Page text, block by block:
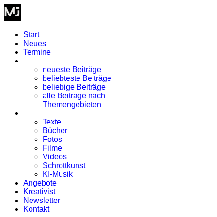
Start
Neues
Termine
neueste Beiträge
beliebteste Beiträge
beliebige Beiträge
alle Beiträge nach
Themengebieten
Texte
Bücher
Fotos
Filme
Videos
Schrottkunst
KI-Musik
Angebote
Kreativist
Newsletter
Kontakt